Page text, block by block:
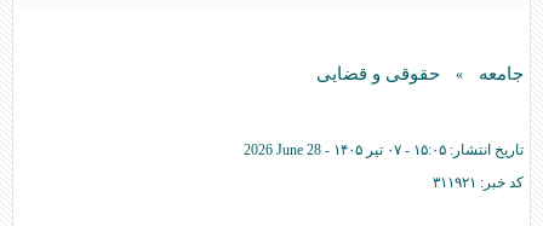
جامعه » حقوقی و قضایی
تاریخ انتشار: ۱۵:۰۵ - ۰۷ تير ۱۴۰۵ -
2026 June 28
کد خبر: ۳۱۱۹۲۱